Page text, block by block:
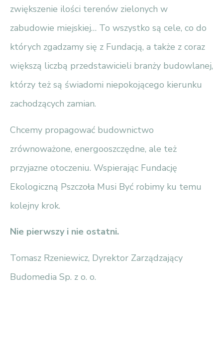
zwiększenie ilości terenów zielonych w
zabudowie miejskiej… To wszystko są cele, co do
których zgadzamy się z Fundacją, a także z coraz
większą liczbą przedstawicieli branży budowlanej,
którzy też są świadomi niepokojącego kierunku
zachodzących zamian.
Chcemy propagować budownictwo
zrównoważone, energooszczędne, ale też
przyjazne otoczeniu. Wspierając Fundację
Ekologiczną Pszczoła Musi Być robimy ku temu
kolejny krok.
Nie pierwszy i nie ostatni.
Tomasz Rzeniewicz, Dyrektor Zarządzający
Budomedia Sp. z o. o.